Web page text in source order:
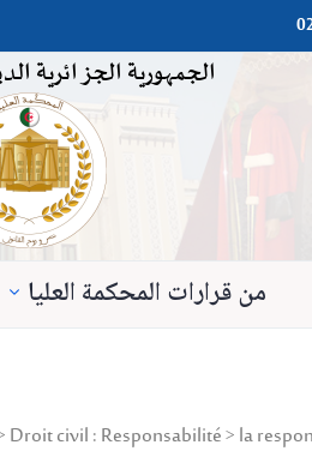
الجمهورية الجزائرية
من قرارات المحكمة العليا